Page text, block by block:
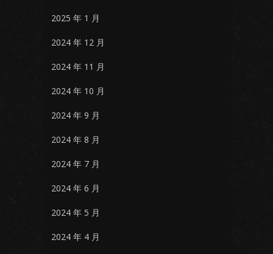
2025 年 1 月
2024 年 12 月
2024 年 11 月
2024 年 10 月
2024 年 9 月
2024 年 8 月
2024 年 7 月
2024 年 6 月
2024 年 5 月
2024 年 4 月